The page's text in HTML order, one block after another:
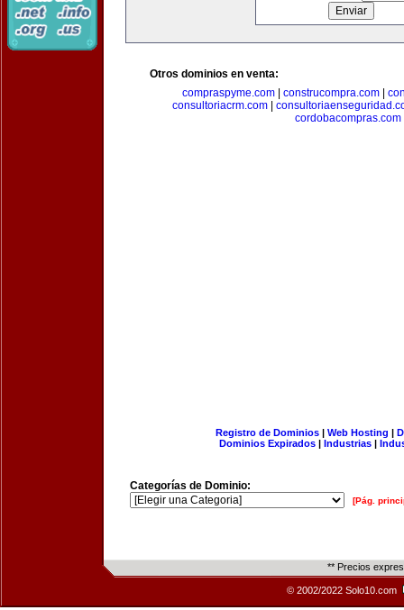
Otros dominios en venta:
compraspyme.com
construcompra.com
consultoriacrm.com|
cordobacompras.com
Registro de Dominios| Web Hosting |
Dominios Expirados | Industrias |
Categorías de Dominio:
[Pág.
** Precios
© 2002/2022 Solo10.com